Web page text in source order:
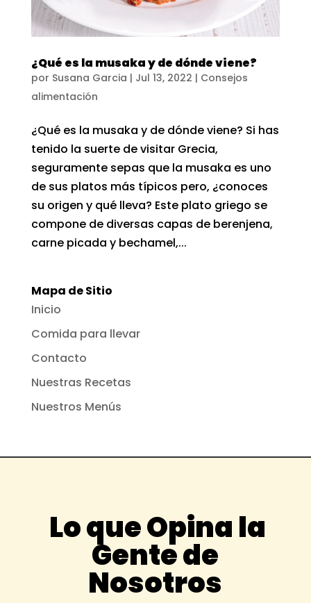
¿Qué es la musaka y de dónde viene?
por Susana Garcia | Jul 13, 2022 | Consejos
alimentación
¿Qué es la musaka y de dónde viene? Si has
tenido la suerte de visitar Grecia,
seguramente sepas que la musaka es uno
de sus platos más típicos pero, ¿conoces
su origen y qué lleva? Este plato griego se
compone de diversas capas de berenjena,
carne picada y bechamel,...
Mapa de Sitio
Inicio
Comida para llevar
Contacto
Nuestras Recetas
Nuestros Menús
Lo que Opina la
Gente de
Nosotros